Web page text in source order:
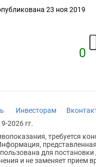
23 ноя 2019
0
Инвесторам
2026 гг.
требуется
для постановки
и не заменяет прием